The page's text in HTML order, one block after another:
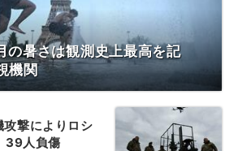
の暑さは観測史上最高を記
機関
撃によりロシ
39人負傷